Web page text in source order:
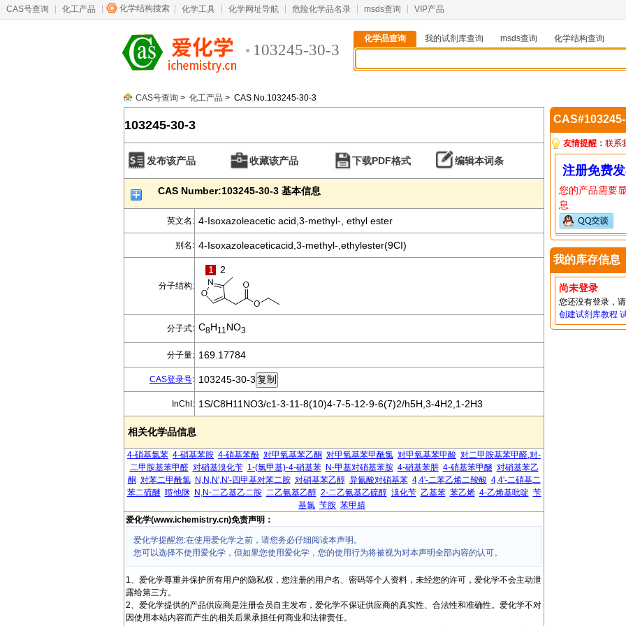
CAS号查询 化工产品 化学结构搜索 化学工具 化学网址导航 危险化学品名录 msds查询 VIP产品
103245-30-3
化学品查询 我的试剂库查询 msds查询
化学结构查询
CAS号查询 > 化工产品 > CAS No.103245-30-3
103245-30-3
发布该产品 收藏该产品 下载PDF格式 编辑本词条
CAS Number:103245-30-3 基本信息
英文名: 4-Isoxazoleacetic acid,3-methyl-, ethyl ester
别名: 4-Isoxazoleaceticacid,3-methyl-,ethylester(9CI)
分子结构:
1 2
分子式: C8H11 NO3
分子量: 169.17784
CAS登录号: 103245-30-3
InChI: 1S/C8H11NO3/c1-3-11-8(10)4-7-5-12-9-6(7)2/h5H,3-4H2,1-2H3
相关化学品信息
4-硝基氯苯 4-硝基苯胺 4-硝基苯酚 对甲氧基苯乙酮 对甲氧基苯甲酰氯 对甲氧基苯甲酸 对二甲胺基苯甲醛,对-
二甲胺基苯甲醛 对硝基溴化苄 1-(氯甲基)-4-硝基苯 N-甲基对硝基苯胺 4-硝基苯肼 4-硝基苯甲醚 对硝基苯乙
酮 对苯二甲酰氯 N,N,N',N'-四甲基对苯二胺 对硝基苯乙醇 异氰酸对硝基苯 4,4'-二苯乙烯二羧酸 4,4'-二硝基二
苯二硫醚 喷他脒 N,N-二乙基乙二胺 二乙氨基乙醇 2-二乙氨基乙硫醇 溴化苄 乙基苯 苯乙烯 4-乙烯基吡啶 苄
基氯 苄胺 苯甲腈
爱化学(www.ichemistry.cn)免责声明：
爱化学提醒您:在使用爱化学之前，请您务必仔细阅读本声明。
您可以选择不使用爱化学，但如果您使用爱化学，您的使用行为将被视为对本声明全部内容的认可。
1、爱化学尊重并保护所有用户的隐私权，您注册的用户名、密码等个人资料，未经您的许可，爱化学不会主动泄
露给第三方。
2、爱化学提供的产品供应商是注册会员自主发布，爱化学不保证供应商的真实性、合法性和准确性。爱化学不对
因使用本站内容而产生的相关后果承担任何商业和法律责任。
友情提醒： 联系
注册免费
您的产品需要
息
我的库存信息
尚未登录
您还没有登录，
创建试剂库教程